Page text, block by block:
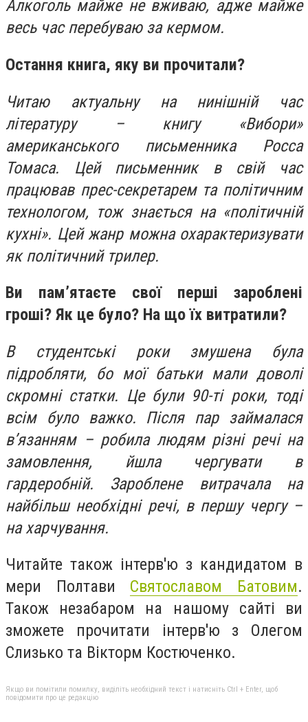
Алкоголь майже не вживаю, адже майже
весь час перебуваю за кермом.
Остання книга, яку ви прочитали?
Читаю актуальну на нинішній час
літературу – книгу «Вибори»
американського письменника Росса
Томаса. Цей письменник в свій час
працював прес-секретарем та політичним
технологом, тож знається на «політичній
кухні». Цей жанр можна охарактеризувати
як політичний трилер.
Ви пам’ятаєте свої перші зароблені
гроші? Як це було? На що їх витратили?
В студентські роки змушена була
підробляти, бо мої батьки мали доволі
скромні статки. Це були 90-ті роки, тоді
всім було важко. Після пар займалася
в’язанням – робила людям різні речі на
замовлення, йшла чергувати в
гардеробній. Зароблене витрачала на
найбільш необхідні речі, в першу чергу –
на харчування.
Читайте також інтерв'ю з кандидатом в
мери Полтави Святославом Батовим.
Також незабаром на нашому сайті ви
зможете прочитати інтерв'ю з Олегом
Слизько та Вікторм Костюченко.
Якщо ви помітили помилку, виділіть необхідний текст і натисніть Ctrl + Enter, щоб
повідомити про це редакцію